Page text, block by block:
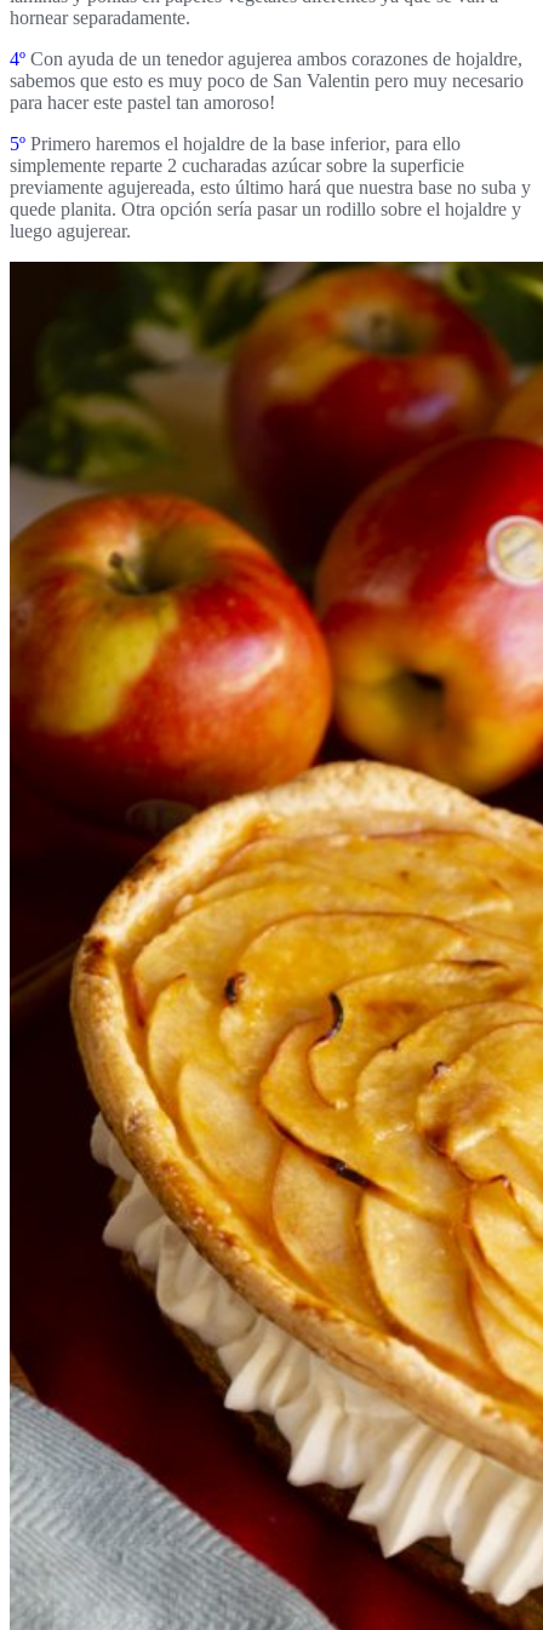
hornear separadamente.
4º Con ayuda de un tenedoragujerea ambos corazones de hojaldre,
sabemos que esto es muy poco de San Valentin pero muy necesario
para hacer este pastel tan amoroso!
5º Primero haremos el hojaldre de la base inferior, para ello
simplemente reparte 2 cucharadas azúcar sobre la superficie
previamente agujereada, esto último hará que nuestra base no suba y
quede planita. Otra opción sería pasar un rodillo sobre el hojaldre y
luego agujerear.